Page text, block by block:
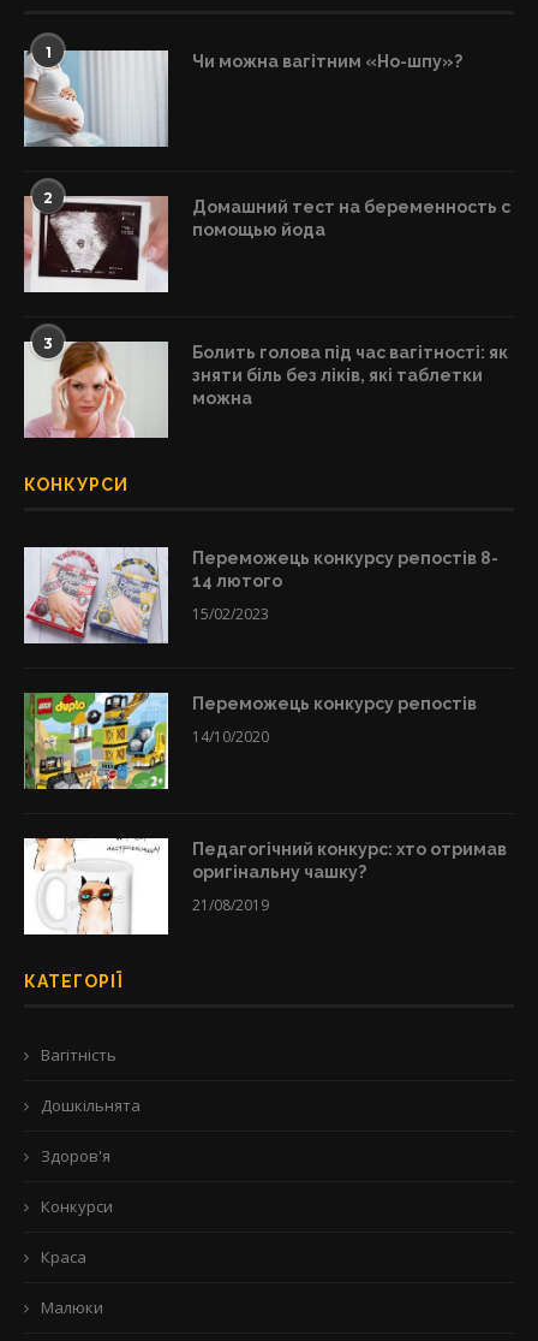
1 Чи можна вагітним «Но-шпу»?
2
Домашний тест на беременность с
помощью йода
3
Болить голова під час вагітності: як
зняти біль без ліків, які таблетки
можна
КОНКУРСИ
Переможець конкурсу репостів 8-
14 лютого
15/02/2023
Переможець конкурсу репостів
14/10/2020
Педагогічний конкурс: хто отримав
оригінальну чашку?
21/08/2019
КАТЕГОРІЇ
Вагітність
Дошкільнята
Здоров'я
Конкурси
Краса
Малюки